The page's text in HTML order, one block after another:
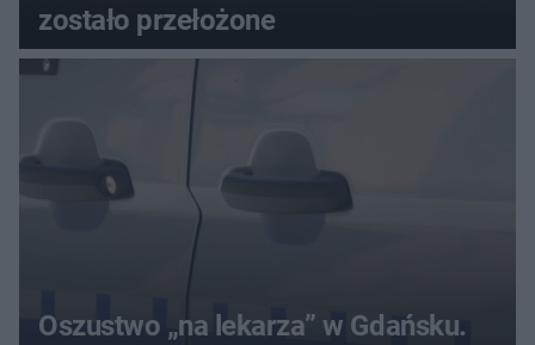
zostało przełożone
Oszustwo „na lekarza” w Gdańsku.